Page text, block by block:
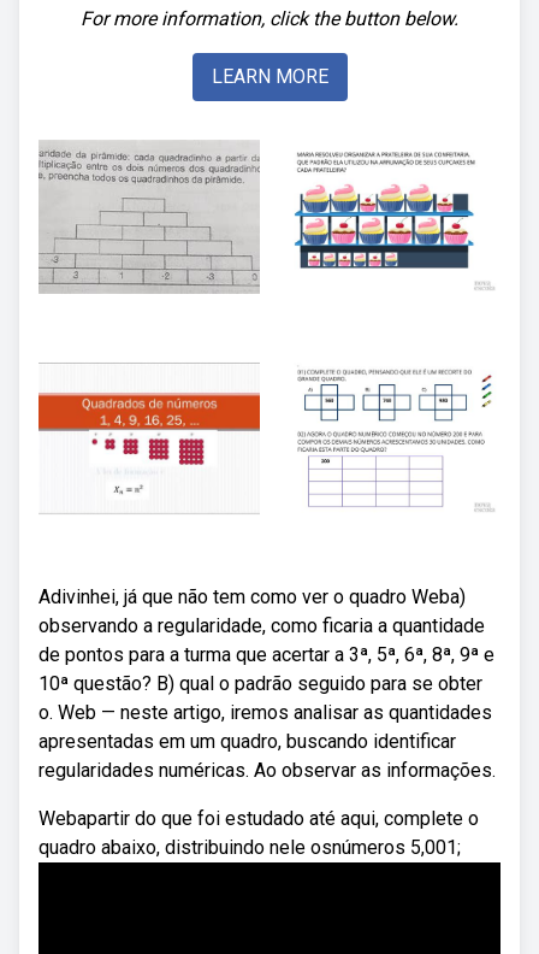
For more information, click the button below.
LEARN MORE
Adivinhei, já que não tem como ver o quadro Weba)
observando a regularidade, como ficaria a quantidade
de pontos para a turma que acertar a 3ª, 5ª, 6ª, 8ª, 9ª e
10ª questão? B) qual o padrão seguido para se obter
o. Web — neste artigo, iremos analisar as quantidades
apresentadas em um quadro, buscando identificar
regularidades numéricas. Ao observar as informações.
Webapartir do que foi estudado até aqui, complete o
quadro abaixo, distribuindo nele osnúmeros 5,001;